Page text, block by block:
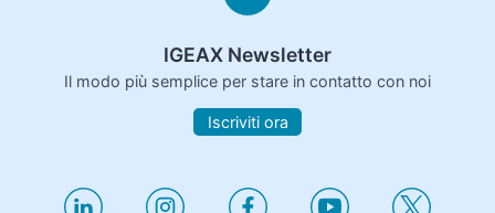
IGEAX Newsletter
Il modo più semplice per stare in contatto con noi
Iscriviti ora